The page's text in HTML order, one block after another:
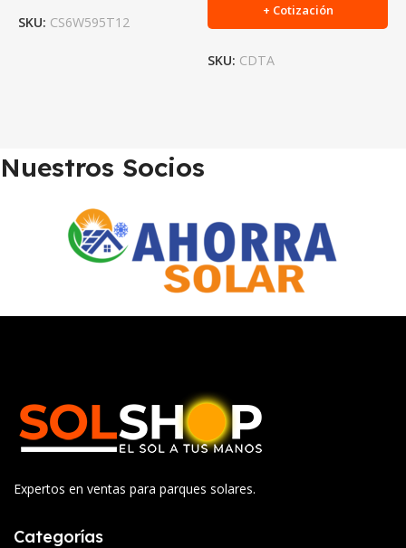
SKU: CS6W595T12
+ Cotización
SKU: CDTA
Nuestros Socios
Expertos en ventas para parques solares.
Categorías